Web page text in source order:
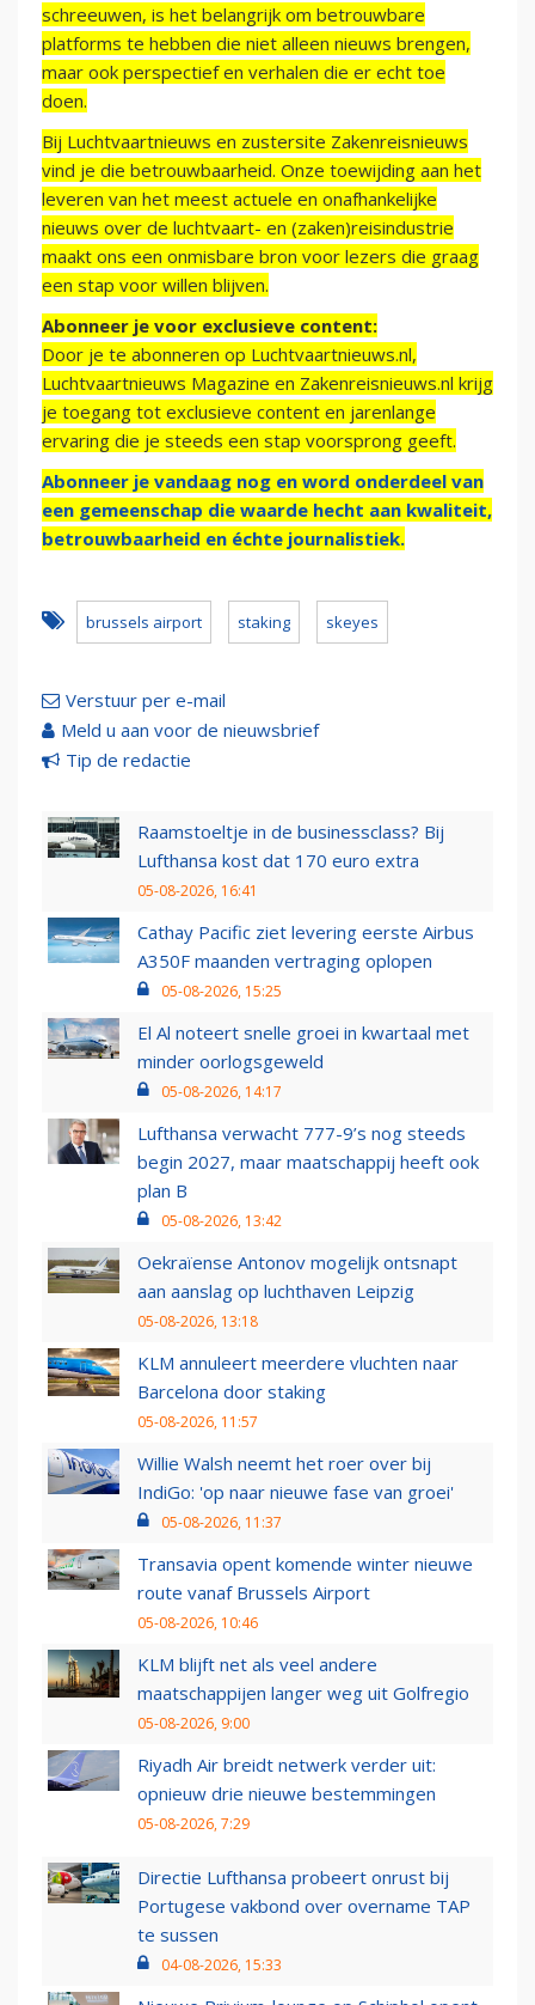
schreeuwen, is het belangrijk om betrouwbare
platforms te hebben die niet alleen nieuws brengen,
maar ook perspectief en verhalen die er echt toe
doen.
Bij Luchtvaartnieuws en zustersite Zakenreisnieuws
vind je die betrouwbaarheid. Onze toewijding aan het
leveren van het meest actuele en onafhankelijke
nieuws over de luchtvaart- en (zaken)reisindustrie
maakt ons een onmisbare bron voor lezers die graag
een stap voor willen blijven.
Abonneer je voor exclusieve content:
Door je te abonneren op Luchtvaartnieuws.nl,
Luchtvaartnieuws Magazine en Zakenreisnieuws.nl krijg
je toegang tot exclusieve content en jarenlange
ervaring die je steeds een stap voorsprong geeft.
Abonneer je vandaag nog en word onderdeel van
een gemeenschap die waarde hecht aan kwaliteit,
betrouwbaarheid en échte journalistiek.
brussels airport staking skeyes
Verstuur per e-mail
Meld u aan voor de nieuwsbrief
Tip de redactie
Raamstoeltje in de businessclass? Bij
Lufthansa kost dat 170 euro extra
05-08-2026, 16:41
Cathay Pacific ziet levering eerste Airbus
A350F maanden vertraging oplopen
05-08-2026, 15:25
El Al noteert snelle groei in kwartaal met
minder oorlogsgeweld
05-08-2026, 14:17
Lufthansa verwacht 777-9’s nog steeds
begin 2027, maar maatschappij heeft ook
plan B
05-08-2026, 13:42
Oekraïense Antonov mogelijk ontsnapt
aan aanslag op luchthaven Leipzig
05-08-2026, 13:18
KLM annuleert meerdere vluchten naar
Barcelona door staking
05-08-2026, 11:57
Willie Walsh neemt het roer over bij
IndiGo: 'op naar nieuwe fase van groei'
05-08-2026, 11:37
Transavia opent komende winter nieuwe
route vanaf Brussels Airport
05-08-2026, 10:46
KLM blijft net als veel andere
maatschappijen langer weg uit Golfregio
05-08-2026, 9:00
Riyadh Air breidt netwerk verder uit:
opnieuw drie nieuwe bestemmingen
05-08-2026, 7:29
Directie Lufthansa probeert onrust bij
Portugese vakbond over overname TAP
te sussen
04-08-2026, 15:33